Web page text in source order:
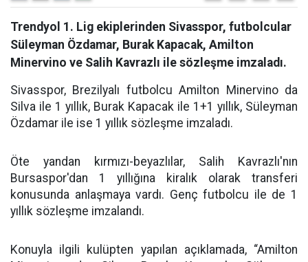
Trendyol 1. Lig ekiplerinden Sivasspor, futbolcular
Süleyman Özdamar, Burak Kapacak, Amilton
Minervino ve Salih Kavrazlı ile sözleşme imzaladı.
Sivasspor, Brezilyalı futbolcu Amilton Minervino da
Silva ile 1 yıllık, Burak Kapacak ile 1+1 yıllık, Süleyman
Özdamar ile ise 1 yıllık sözleşme imzaladı.
Öte yandan kırmızı-beyazlılar, Salih Kavrazlı'nın
Bursaspor'dan 1 yıllığına kiralık olarak transferi
konusunda anlaşmaya vardı. Genç futbolcu ile de 1
yıllık sözleşme imzalandı.
Konuyla ilgili kulüpten yapılan açıklamada, “Amilton